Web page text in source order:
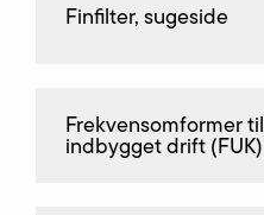
Finfilter, sugeside
Frekvensomformer til
indbygget drift (FUK)